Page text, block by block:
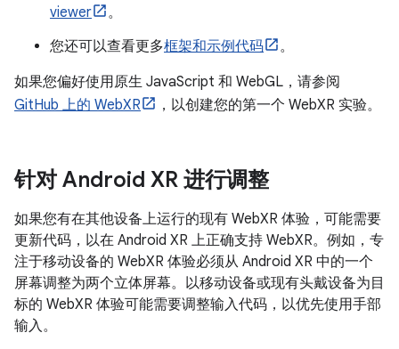
viewer
。
您还可以查看更多框架和示例代码
。
如果您偏好使用原生 JavaScript 和 WebGL，请参阅
GitHub 上的 WebXR
，以创建您的第一个 WebXR 实验。
针对 Android XR 进行调整
如果您有在其他设备上运行的现有 WebXR 体验，可能需要
更新代码，以在 Android XR 上正确支持 WebXR。例如，专
注于移动设备的 WebXR 体验必须从 Android XR 中的一个
屏幕调整为两个立体屏幕。以移动设备或现有头戴设备为目
标的 WebXR 体验可能需要调整输入代码，以优先使用手部
输入。